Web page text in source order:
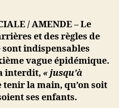
:
interdit
de
se
tenir
par
la
main,
/ AMENDE – Le
et des règles de
indispensables
vague épidémique.
interdit, « jusqu’à
tenir la main, qu’on soit
ses enfants.